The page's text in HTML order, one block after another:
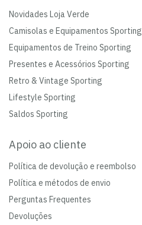
Novidades Loja Verde
Camisolas e Equipamentos Sporting
Equipamentos de Treino Sporting
Presentes e Acessórios Sporting
Retro & Vintage Sporting
Lifestyle Sporting
Saldos Sporting
Apoio ao cliente
Política de devolução e reembolso
Política e métodos de envio
Perguntas Frequentes
Devoluções